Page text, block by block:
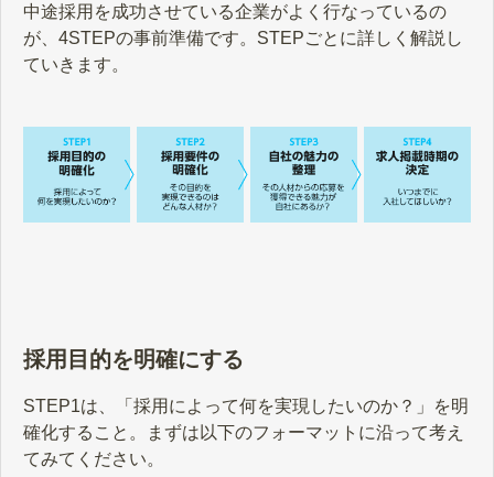
中途採用を成功させている企業がよく行なっているの
が、4STEPの事前準備です。STEPごとに詳しく解説し
ていきます。
採用目的を明確にする
STEP1は、「採用によって何を実現したいのか？」を明
確化すること。まずは以下のフォーマットに沿って考え
てみてください。